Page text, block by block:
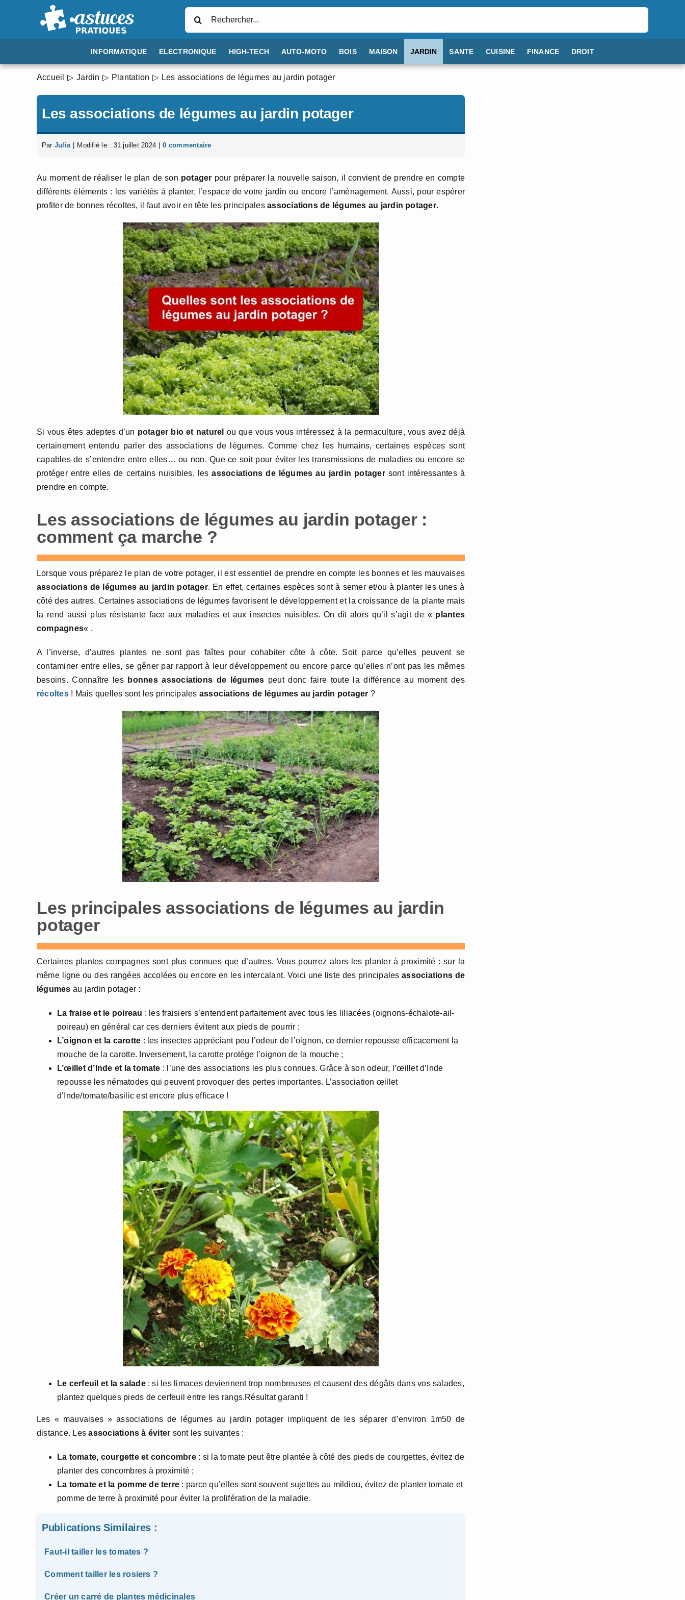
INFORMATIQUE ELECTRONIQUE HIGH-TECH AUTO-MOTO BOIS MAISON JARDIN SANTE CUISINE FINANCE DROIT
Accueil Jardin Plantation Les associations de légumes au jardin potager
Les associations de légumes au jardin potager
Par Julia Modifié le : 31 juillet 2024 0 commentaire
Au moment de réaliser le plan de son potager pour préparer la nouvelle saison, il convient de prendre en compte
différents éléments : les variétés à planter, l’espace de votre jardin ou encore l’aménagement. Aussi, pour espérer
profiter de bonnes récoltes, il faut avoir en tête les principalesassociations de légumes au jardin potager.
Si vous êtes adeptes d’un potager bio et naturel ou que vous vous intéressez à la permaculture, vous avez déjà
certainement entendu parler des associations de légumes. Comme chez les humains, certaines espèces sont
capables de s’entendre entre elles… ou non. Que ce soit pour éviter les transmissions de maladies ou encore se
protéger entre elles de certains nuisibles, lesassociations de légumes au jardin potagersont intéressantes à
prendre en compte.
Les associations de légumes au jardin potager :
comment ça marche ?
Lorsque vous préparez le plan de votre potager, il est essentiel de prendre en compte les bonnes et les mauvaises
associations de légumes au jardin potager. En effet, certaines espèces sont à semer et/ou à planter les unes à
côté des autres. Certaines associations de légumes favorisent le développement et la croissance de la plante mais
la rend aussi plus résistante face aux maladies et aux insectes nuisibles. On dit alors qu’il s’agit de « plantes
compagnes« .
A l’inverse, d’autres plantes ne sont pas faîtes pour cohabiter côte à côte. Soit parce qu’elles peuvent se
contaminer entre elles, se gêner par rapport à leur développement ou encore parce qu’elles n’ont pas les mêmes
besoins. Connaître les bonnes associations de légumes peut donc faire toute la différence au moment des
récoltes ! Mais quelles sont les principales associations de légumes au jardin potager ?
Les principales associations de légumes au jardin
potager
Certaines plantes compagnes sont plus connues que d’autres. Vous pourrez alors les planter à proximité : sur la
même ligne ou des rangées accolées ou encore en les intercalant. Voici une liste des principales associations de
légumes au jardin potager :
La fraise et le poireau : les fraisiers s’entendent parfaitement avec tous les liliacées (oignons-échalote-ail-
poireau) en général car ces derniers évitent aux pieds de pourrir ;
L’oignon et la carotte : les insectes appréciant peu l’odeur de l’oignon, ce dernier repousse efficacement la
mouche de la carotte. Inversement, la carotte protège l’oignon de la mouche ;
L’œillet d’Inde et la tomate : l’une des associations les plus connues. Grâce à son odeur, l’œillet d’Inde
repousse les nématodes qui peuvent provoquer des pertes importantes. L’association œillet
d’Inde/tomate/basilic est encore plus efficace !
Le cerfeuil et la salade: si les limaces deviennent trop nombreuses et causent des dégâts dans vos salades,
plantez quelques pieds de cerfeuil entre les rangs.Résultat garanti !
Les « mauvaises » associations de légumes au jardin potager impliquent de les séparer d’environ 1m50 de
distance. Lesassociations à éviter sont les suivantes :
La tomate, courgette et concombre: si la tomate peut être plantée à côté des pieds de courgettes, évitez de
planter des concombres à proximité ;
La tomate et la pomme de terre : parce qu’elles sont souvent sujettes au mildiou, évitez de planter tomate et
pomme de terre à proximité pour éviter la prolifération de la maladie.
Publications Similaires :
Faut-il tailler les tomates ?
Comment tailler les rosiers ?
Créer un carré de plantes médicinales